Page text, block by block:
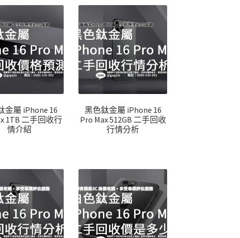
金屬 iPhone 16
1TB 二手回收行
情介紹
黑色鈦金屬 iPhone 16
Pro Max 512GB 二手回收
行情分析